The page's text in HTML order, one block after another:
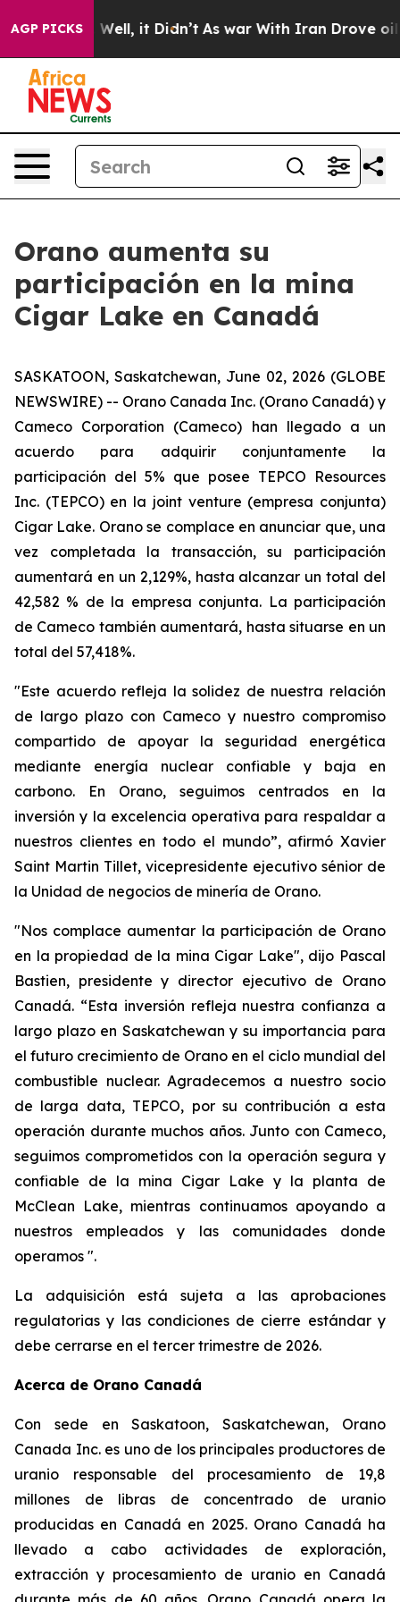
AGP PICKS
40%. Well, it Didn’t As war With Iran Drove oil
Orano aumenta su
participación en la mina
Cigar Lake en Canadá
SASKATOON, Saskatchewan, June 02, 2026 (GLOBE
NEWSWIRE) -- Orano Canada Inc. (Orano Canadá) y
Cameco Corporation (Cameco) han llegado a un
acuerdo para adquirir conjuntamente la
participación del 5% que posee TEPCO Resources
Inc. (TEPCO) en la joint venture (empresa conjunta)
Cigar Lake. Orano se complace en anunciar que, una
vez completada la transacción, su participación
aumentará en un 2,129%, hasta alcanzar un total del
42,582 % de la empresa conjunta. La participación
de Cameco también aumentará, hasta situarse en un
total del 57,418%.
"Este acuerdo refleja la solidez de nuestra relación
de largo plazo con Cameco y nuestro compromiso
compartido de apoyar la seguridad energética
mediante energía nuclear confiable y baja en
carbono. En Orano, seguimos centrados en la
inversión y la excelencia operativa para respaldar a
nuestros clientes en todo el mundo”, afirmó Xavier
Saint Martin Tillet, vicepresidente ejecutivo sénior de
la Unidad de negocios de minería de Orano.
"Nos complace aumentar la participación de Orano
en la propiedad de la mina Cigar Lake", dijo Pascal
Bastien, presidente y director ejecutivo de Orano
Canadá. “Esta inversión refleja nuestra confianza a
largo plazo en Saskatchewan y su importancia para
el futuro crecimiento de Orano en el ciclo mundial del
combustible nuclear. Agradecemos a nuestro socio
de larga data, TEPCO, por su contribución a esta
operación durante muchos años. Junto con Cameco,
seguimos comprometidos con la operación segura y
confiable de la mina Cigar Lake y la planta de
McClean Lake, mientras continuamos apoyando a
nuestros empleados y las comunidades donde
operamos ".
La adquisición está sujeta a las aprobaciones
regulatorias y las condiciones de cierre estándar y
debe cerrarse en el tercer trimestre de 2026.
Acerca de Orano Canadá
Con sede en Saskatoon, Saskatchewan, Orano
Canada Inc. es uno de los principales productores de
uranio responsable del procesamiento de 19,8
millones de libras de concentrado de uranio
producidas en Canadá en 2025. Orano Canadá ha
llevado a cabo actividades de exploración,
extracción y procesamiento de uranio en Canadá